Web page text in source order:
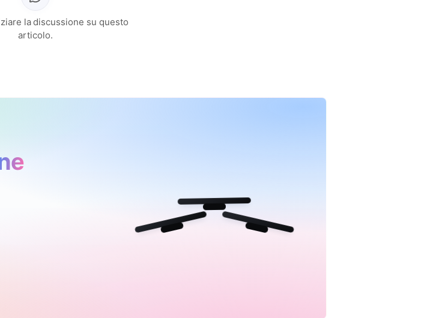
la discussione su questo
articolo.